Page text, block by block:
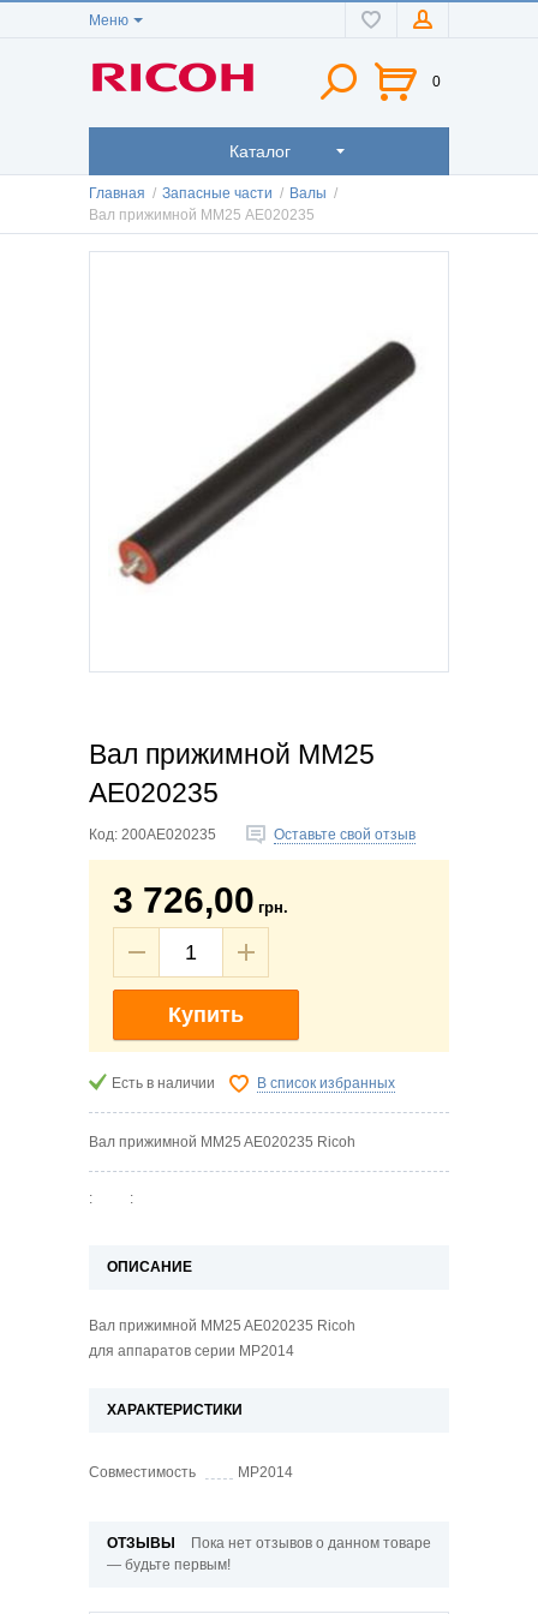
Меню
0
Каталог
Главная / Запасные части / Валы /
Вал прижимной MM25 AE020235
Вал прижимной MM25
AE020235
Код: 200AE020235 Оставьте свой отзыв
3 726,00 грн.
Купить
Есть в наличии В список избранных
Вал прижимной MM25 AE020235 Ricoh
: :
ОПИСАНИЕ
Вал прижимной MM25 AE020235 Ricoh
для аппаратов серии MP2014
ХАРАКТЕРИСТИКИ
Совместимость MP2014
ОТЗЫВЫ
Пока нет отзывов о данном товаре
— будьте первым!